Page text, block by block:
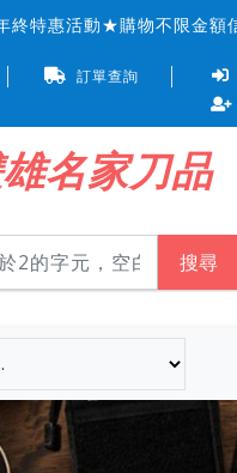
惠活動★購物不限金額信
訂單查詢
名家刀品
搜尋